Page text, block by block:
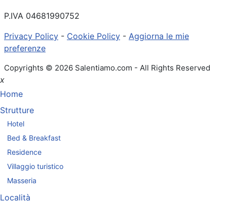
P.IVA 04681990752
Privacy Policy - Cookie Policy - Aggiorna le mie
preferenze
Copyrights © 2026 Salentiamo.com - All Rights Reserved
x
Home
Strutture
Hotel
Bed & Breakfast
Residence
Villaggio turistico
Masseria
Località